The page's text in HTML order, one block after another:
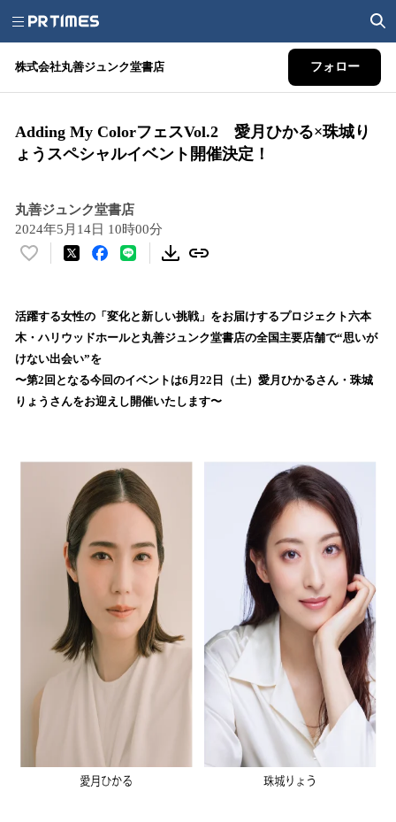
株式会社丸善ジュンク堂書店 フォロー
Adding My ColorフェスVol.2 愛月ひかる×珠城り
ょうスペシャルイベント開催決定！
丸善ジュンク堂書店
2024年5月14日 10時00分
い
！
数
を
読
込
で
活躍する女性の「変化と新しい挑戦」をお届けするプロジェクト六本
木・ハリウッドホールと丸善ジュンク堂書店の全国主要店舗で“思いが
けない出会い”を
〜第2回となる今回のイベントは6月22日（土）愛月ひかるさん・珠城
りょうさんをお迎えし開催いたします〜